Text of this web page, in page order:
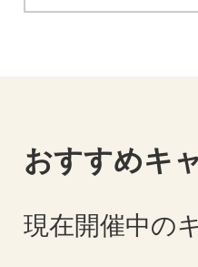
おすすめキ
現在開催中の